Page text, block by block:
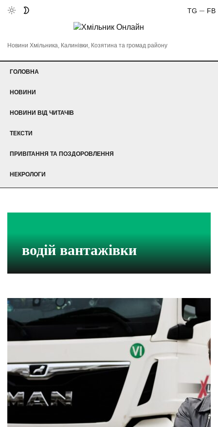
FB
TG
Новини Хмільника, Калинівки, Козятина та громад району
ГОЛОВНА
НОВИНИ
НОВИНИ ВІД ЧИТАЧІВ
ТЕКСТИ
ПРИВІТАННЯ ТА ПОЗДОРОВЛЕННЯ
НЕКРОЛОГИ
водій вантажівки